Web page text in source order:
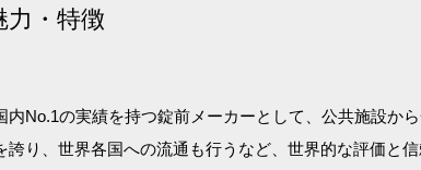
力・特徴
内No.1の実績を持つ錠前メーカーとして、公共施設か
誇り、世界各国への流通も行うなど、世界的な評価と